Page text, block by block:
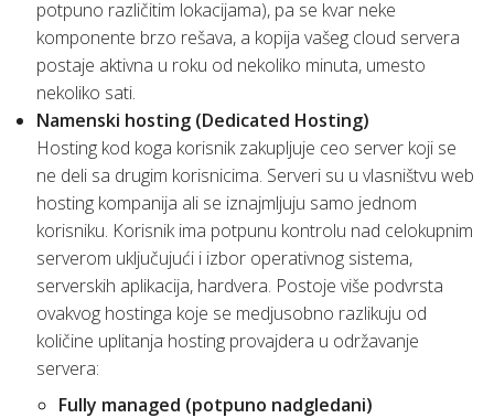
potpuno različitim lokacijama), pa se kvar neke
komponente brzo rešava, a kopija vašeg cloud servera
postaje aktivna u roku od nekoliko minuta, umesto
nekoliko sati.
Namenski hosting (Dedicated Hosting)
Hosting kod koga korisnik zakupljuje ceo server koji se
ne deli sa drugim korisnicima. Serveri su u vlasništvu web
hosting kompanija ali se iznajmljuju samo jednom
korisniku. Korisnik ima potpunu kontrolu nad celokupnim
serverom uključujući i izbor operativnog sistema,
serverskih aplikacija, hardvera. Postoje više podvrsta
ovakvog hostinga koje se medjusobno razlikuju od
količine uplitanja hosting provajdera u održavanje
servera:
Fully managed (potpuno nadgledani)